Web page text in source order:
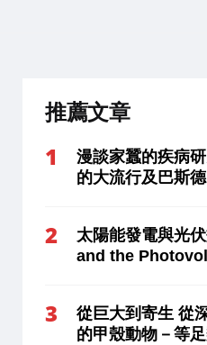
推薦文章
漫談家蠶的疾病
的大流行及巴斯
太陽能發電與光
and the
從巨大到寄生 從
的甲殼動物－等